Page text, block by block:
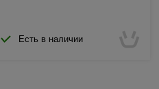
Есть в наличии